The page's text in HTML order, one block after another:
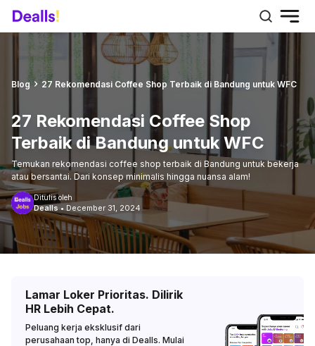
Blog 27 Rekomendasi Coffee Shop Terbaik di Bandung untuk WFC
27 Rekomendasi Coffee Shop
Terbaik di Bandung untuk WFC
Temukan rekomendasi coffee shop terbaik di Bandung untuk bekerja
atau bersantai. Dari konsep minimalis hingga nuansa alam!
Ditulis oleh
Dealls • December 31, 2024
Lamar Loker Prioritas. Dilirik
HR Lebih Cepat.
Peluang kerja eksklusif dari
perusahaan top, hanya di Dealls. Mulai